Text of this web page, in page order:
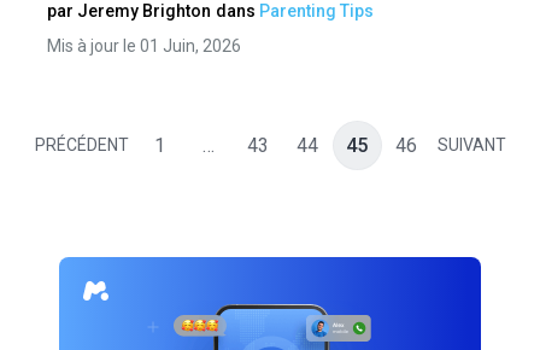
par Jeremy Brighton dans Parenting Tips
Mis à jour le 01 Juin, 2026
PRÉCÉDENT 1 … 43 44 45 46 SUIVANT